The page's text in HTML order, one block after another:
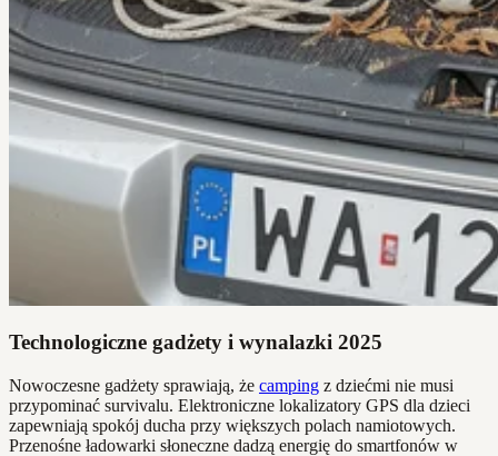
Technologiczne gadżety i wynalazki 2025
Nowoczesne gadżety sprawiają, że camping z dziećmi nie musi
przypominać survivalu. Elektroniczne lokalizatory GPS dla dzieci
zapewniają spokój ducha przy większych polach namiotowych.
Przenośne ładowarki słoneczne dadzą energię do smartfonów w